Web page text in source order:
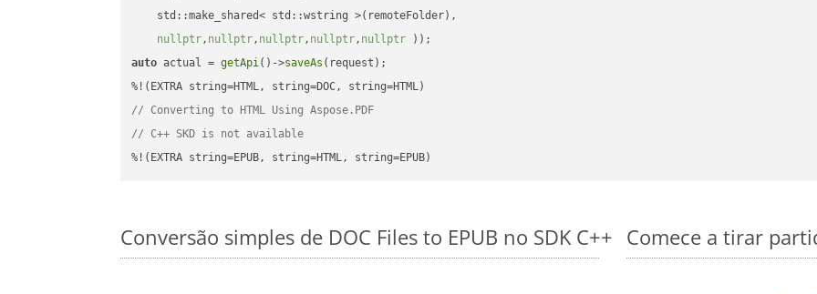
    std::make_shared< std::wstring >(remoteFolder),
nullptr, nullptr, nullptr, nullptr, nullptr ))
auto actual = getApi()->saveAs (request);
// Converting to HTML Using Aspose.PDF
// C++ SKD is not available
%!(EXTRA string=EPUB, string=HTML, string=EPUB)
Conversão simples de DOC Files to EPUB no SDK C++ Comece a tirar